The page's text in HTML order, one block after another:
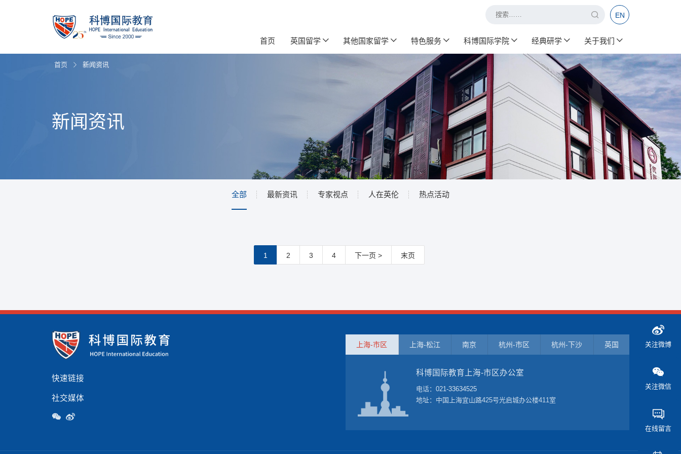
EN
首页 英国留学 其他国家留学 特色服务 科博国际学院 经典研学 关于我们
首页 新闻资讯
新闻资讯
全部 最新资讯 专家视点 人在英伦 热点活动
1 2 3 4 下一页 > 末页
快速链接
社交媒体
上海-市区 上海-松江 南京 杭州-市区 杭州-下沙 英国
科博国际教育上海-市区办公室
电话： 021-33634525
地址：中国上海宜山路425号光启城办公楼411室
关注微博
关注微信
在线留言